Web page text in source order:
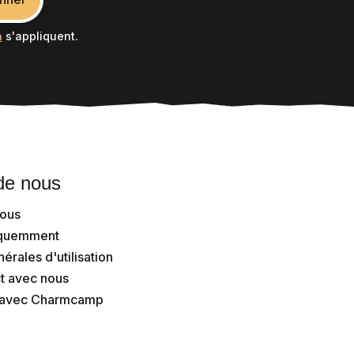
s'appliquent.
nous
d'utilisation
avec nous
Charmcamp